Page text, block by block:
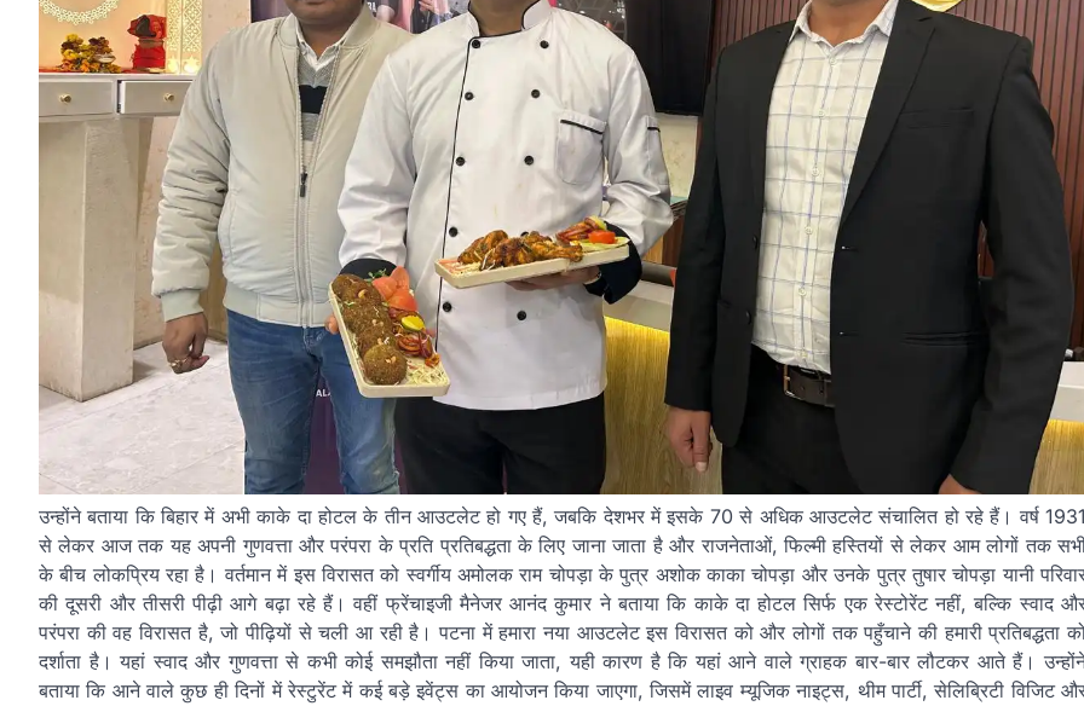
उन्होंने बताया कि बिहार में अभी काके दा होटल के तीन आउटलेट हो गए हैं, जबकि देशभर में इसके 70 से अधिक आउटलेट संचालित हो रहे हैं। वर्ष 1931
से लेकर आज तक यह अपनी गुणवत्ता और परंपरा के प्रति प्रतिबद्धता के लिए जाना जाता है और राजनेताओं, फिल्मी हस्तियों से लेकर आम लोगों तक
के बीच लोकप्रिय रहा है। वर्तमान में इस विरासत को स्वर्गीय अमोलक राम चोपड़ा के पुत्र अशोक काका चोपड़ा और उनके पुत्र तुषार चोपड़ा यानी
की दूसरी और तीसरी पीढ़ी आगे बढ़ा रहे हैं। वहीं फ्रेंचाइजी मैनेजर आनंद कुमार ने बताया कि काके दा होटल सिर्फ एक रेस्टोरेंट नहीं, बल्कि स्वाद
परंपरा की वह विरासत है, जो पीढ़ियों से चली आ रही है। पटना में हमारा नया आउटलेट इस विरासत को और लोगों तक पहुँचाने की हमारी प्रतिबद्धता
दर्शाता है। यहां स्वाद और गुणवत्ता से कभी कोई समझौता नहीं किया जाता, यही कारण है कि यहां आने वाले ग्राहक बार-बार लौटकर आते हैं।
बताया कि आने वाले कुछ ही दिनों में रेस्टुरेंट में कई बड़े इवेंट्स का आयोजन किया जाएगा, जिसमें लाइव म्यूजिक नाइट्स, थीम पार्टी, सेलिब्रिटी विजिट